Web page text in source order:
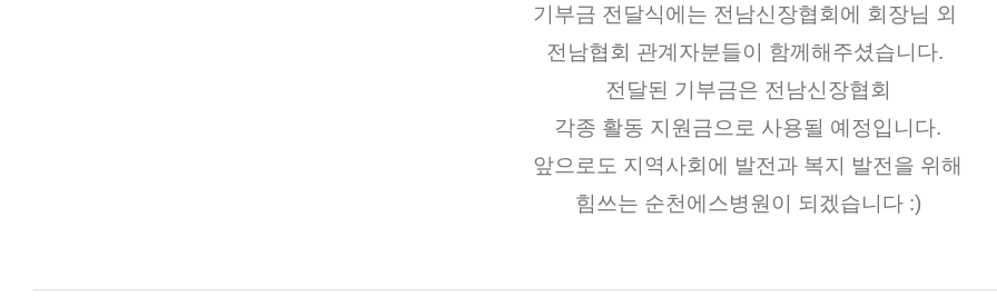
기부금 전달식에는 전남신장협회에 회장님 외
전남협회 관계자분들이 함께해주셨습니다.
전달된 기부금은 전남신장협회
각종 활동 지원금으로 사용될 예정입니다.
앞으로도 지역사회에 발전과 복지 발전을 위해
힘쓰는 순천에스병원이 되겠습니다 :)